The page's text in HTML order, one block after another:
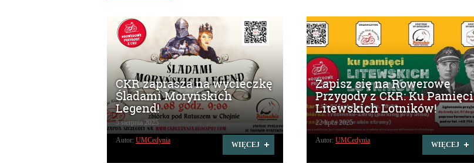
CKR zaprasza na wycieczkę
Śladami Moryńskich
Legend!
5 sierpnia 2025
WIĘCEJ
Autor: UMCedynia
Zapisz się na Rowerowe
Przygody z CKR: Ku Pamięci
Litewskich Lotników!
22 lipca 2025
WIĘCEJ
Autor: UMCedynia